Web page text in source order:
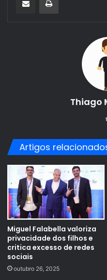
Thiago
Artigos
Miguel Falabella valoriza
privacidade dos filhos e
critica excesso de redes
sociais
outubro 26, 2025